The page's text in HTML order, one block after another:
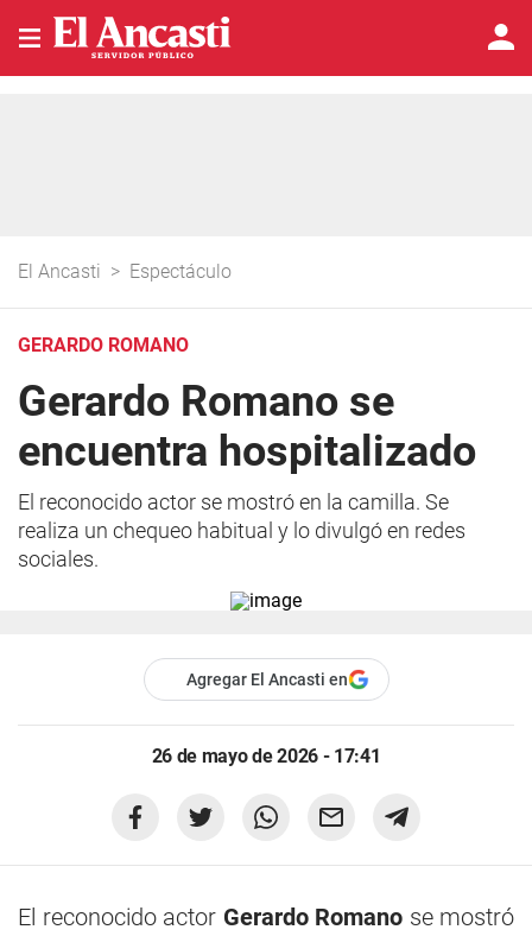
El Ancasti > Espectáculo
GERARDO ROMANO
Gerardo Romano se
encuentra hospitalizado
El reconocido actor se mostró en la camilla. Se
realiza un chequeo habitual y lo divulgó en redes
sociales.
Agregar El Ancasti en
26 de mayo de 2026 - 17:41
El reconocido actor Gerardo Romano se mostró